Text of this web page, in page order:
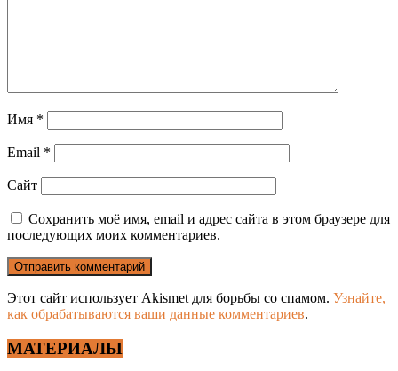
Имя *
Email *
Сайт
Сохранить моё имя, email и адрес сайта в этом браузере для
последующих моих комментариев.
Этот сайт использует Akismet для борьбы со спамом. Узнайте,
как обрабатываются ваши данные комментариев.
МАТЕРИАЛЫ